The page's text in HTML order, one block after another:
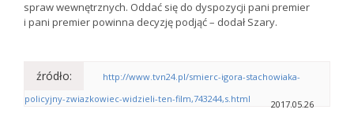
spraw wewnętrznych. Oddać się do dyspozycji pani premier
i pani premier powinna decyzję podjąć – dodał Szary.
źródło:
http://www.tvn24.pl/smierc-igora-stachowiaka-
policyjny-zwiazkowiec-widzieli-ten-film,743244,s.html
2017.05.26